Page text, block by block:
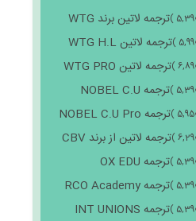
ترجمه لاتین برند WTG)
ترجمه لاتین WTG H.L)
ترجمه لاتین WTG PRO)
ترجمه NOBEL C.U)
ترجمه NOBEL C.U Pro)
ترجمه لاتین از برند CBV)
ترجمه OX EDU)
ترجمه RCO Academy)
ترجمه INT UNIONS)